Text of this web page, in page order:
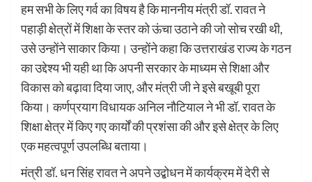
हम सभी के लिए गर्व का विषय है कि माननीय मंत्री डॉ. रावत ने
पहाड़ी क्षेत्रों में शिक्षा के स्तर को ऊंचा उठाने की जो सोच रखी थी,
उसे उन्होंने साकार किया। उन्होंने कहा कि उत्तराखंड राज्य के गठन
का उद्देश्य भी यही था कि अपनी सरकार के माध्यम से शिक्षा और
विकास को बढ़ावा दिया जाए, और मंत्री जी ने इसे बखूबी पूरा
किया। कर्णप्रयाग विधायक अनिल नौटियाल ने भी डॉ. रावत के
शिक्षा क्षेत्र में किए गए कार्यों की प्रशंसा की और इसे क्षेत्र के लिए
एक महत्वपूर्ण उपलब्धि बताया।
मंत्री डॉ. धन सिंह रावत ने अपने उद्बोधन में कार्यक्रम में देरी से